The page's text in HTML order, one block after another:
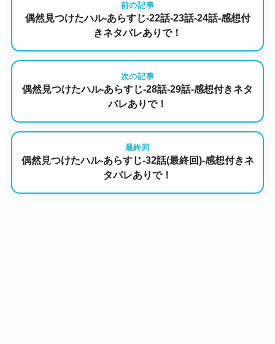
前の記事
偶然見つけたハル-あらすじ-22話-23話-24話-感想付
きネタバレありで！
次の記事
偶然見つけたハル-あらすじ-28話-29話-感想付きネタ
バレありで！
最終回
偶然見つけたハル-あらすじ-32話(最終回)-感想付きネ
タバレありで！